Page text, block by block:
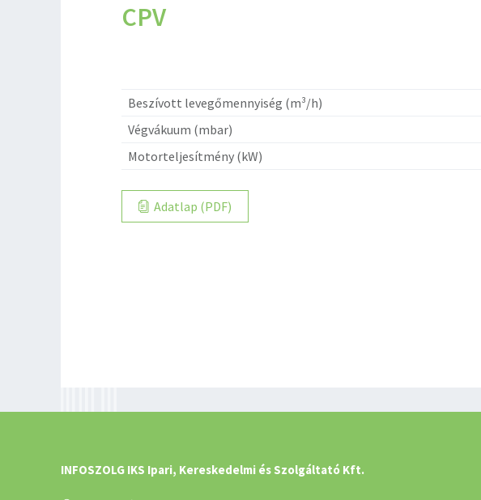
CPV
Beszívott levegőmennyiség (m³/h)
Végvákuum (mbar)
Motorteljesítmény (kW)
Adatlap (PDF)
INFOSZOLG IKS Ipari, Kereskedelmi és Szolgáltató Kft.